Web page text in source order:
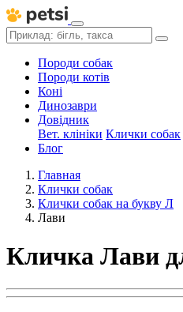
Породи собак
Породи котів
Коні
Динозаври
Довідник
Вет. клініки Клички собак
Блог
Главная
Клички собак
Клички собак на букву Л
Лави
Кличка Лави